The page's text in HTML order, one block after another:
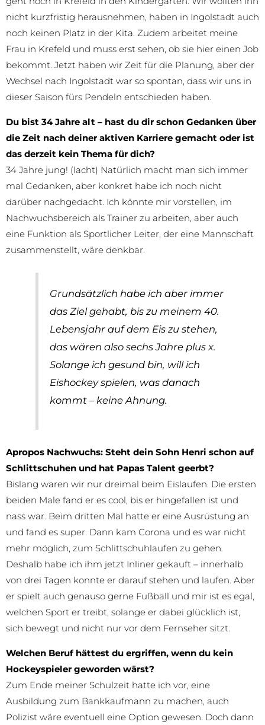
nicht kurzfristig herausnehmen, haben in Ingolstadt auch
noch keinen Platz in der Kita. Zudem arbeitet meine
Frau in Krefeld und muss erst sehen, ob sie hier einen Job
bekommt. Jetzt haben wir Zeit für die Planung, aber der
Wechsel nach Ingolstadt war so spontan, dass wir uns in
dieser Saison fürs Pendeln entschieden haben.
Du bist 34 Jahre alt – hast du dir schon Gedanken über
die Zeit nach deiner aktiven Karriere gemacht oder ist
das derzeit kein Thema für dich?
34 Jahre jung! (lacht) Natürlich macht man sich immer
mal Gedanken, aber konkret habe ich noch nicht
darüber nachgedacht. Ich könnte mir vorstellen, im
Nachwuchsbereich als Trainer zu arbeiten, aber auch
eine Funktion als Sportlicher Leiter, der eine Mannschaft
zusammenstellt, wäre denkbar.
Grundsätzlich habe ich aber immer
das Ziel gehabt, bis zu meinem 40.
Lebensjahr auf dem Eis zu stehen,
das wären also sechs Jahre plus x.
Solange ich gesund bin, will ich
Eishockey spielen, was danach
kommt – keine Ahnung.
Apropos Nachwuchs: Steht dein Sohn Henri schon auf
Schlittschuhen und hat Papas Talent geerbt?
Bislang waren wir nur dreimal beim Eislaufen. Die ersten
beiden Male fand er es cool, bis er hingefallen ist und
nass war. Beim dritten Mal hatte er eine Ausrüstung an
und fand es super. Dann kam Corona und es war nicht
mehr möglich, zum Schlittschuhlaufen zu gehen.
Deshalb habe ich ihm jetzt Inliner gekauft – innerhalb
von drei Tagen konnte er darauf stehen und laufen. Aber
er spielt auch genauso gerne Fußball und mir ist es egal,
welchen Sport er treibt, solange er dabei glücklich ist,
sich bewegt und nicht nur vor dem Fernseher sitzt.
Welchen Beruf hättest du ergriffen, wenn du kein
Hockeyspieler geworden wärst?
Zum Ende meiner Schulzeit hatte ich vor, eine
Ausbildung zum Bankkaufmann zu machen, auch
Polizist wäre eventuell eine Option gewesen. Doch dann